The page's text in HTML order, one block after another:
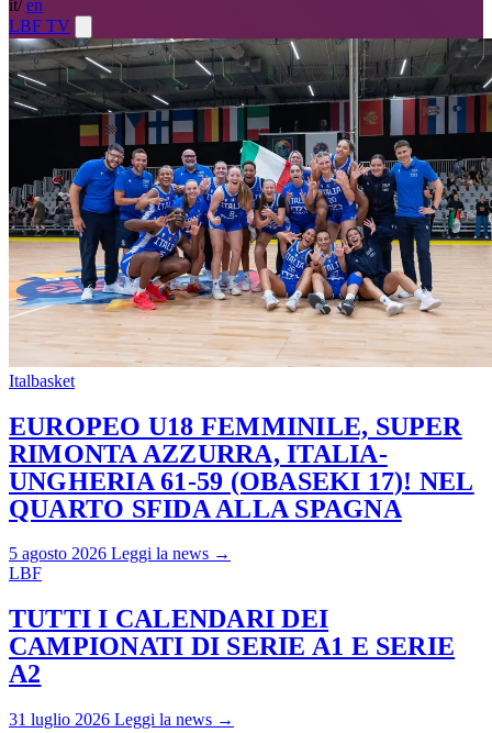
it/ en
LBF TV
Italbasket
EUROPEO U18 FEMMINILE, SUPER
RIMONTA AZZURRA, ITALIA-
UNGHERIA 61-59 (OBASEKI 17)! NEL
QUARTO SFIDA ALLA SPAGNA
5 agosto 2026 Leggi la news →
LBF
TUTTI I CALENDARI DEI
CAMPIONATI DI SERIE A1 E SERIE
A2
31 luglio 2026 Leggi la news →